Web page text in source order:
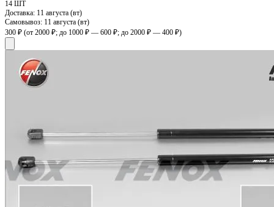
14 ШТ
Доставка: 11 августа (вт)
Самовывоз: 11 августа (вт)
300 ₽ (от 2000 ₽; до 1000 ₽ — 600 ₽; до 2000 ₽ — 400 ₽)